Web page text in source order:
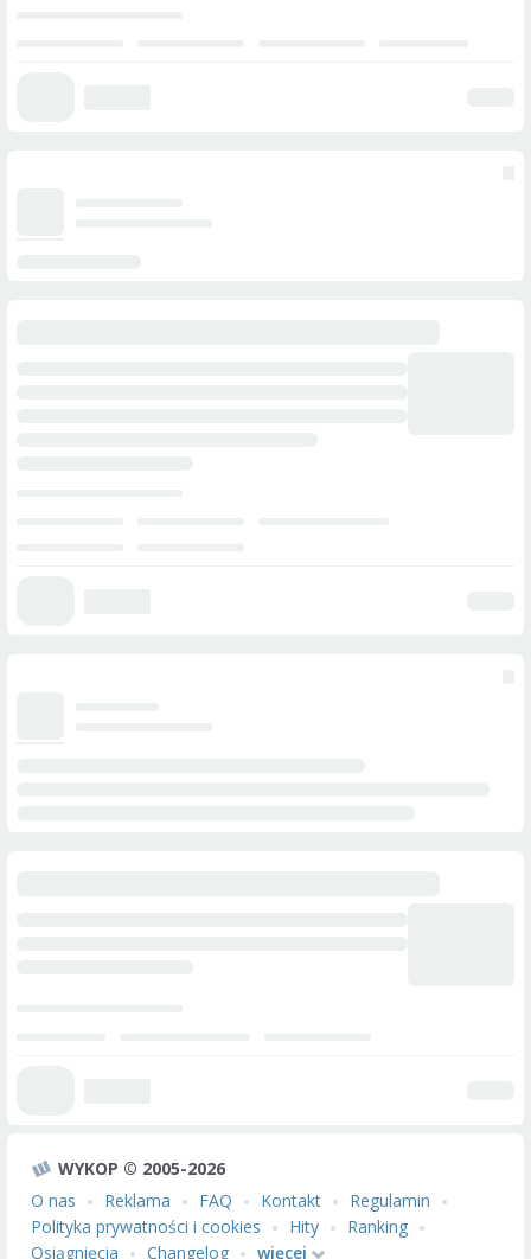
WYKOP © 2005-2026
O nas
Reklama FAQ Kontakt
Regulamin
Polityka prywatności i cookies
Hity
Ranking
Osiągnięcia
Changelog więcej